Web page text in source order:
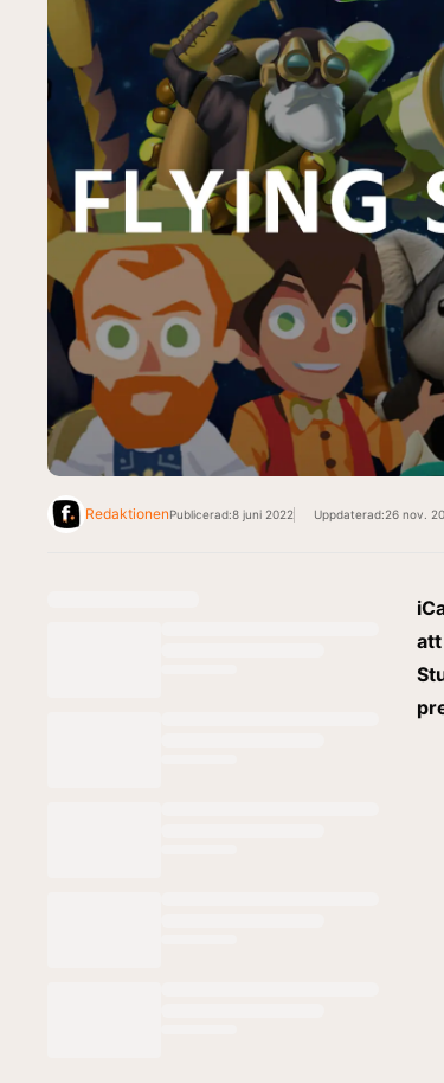
RedaktionenPublicerad:8 juni 2022 Uppdaterad:26 nov.
att